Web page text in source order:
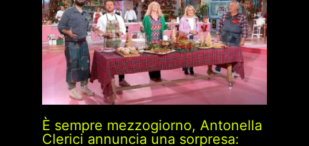
È sempre mezzogiorno, Antonella
Clerici annuncia una sorpresa: